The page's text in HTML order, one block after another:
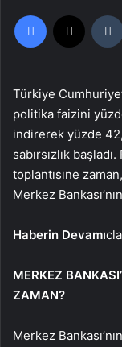
Facebook
Türkiye
politika faizini
indirerek yüzde
sabırsızlık
toplantısıne
Merkez
Haberin Devamı
MERKEZ
ZAMAN?
Merkez